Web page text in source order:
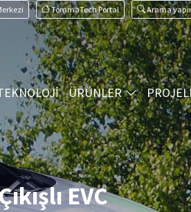
TommaTech Portal Arama
ÜRÜNLER
EVC